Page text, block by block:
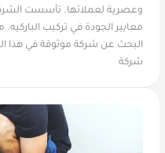
وعصرية لعملائها. تأسست
معايير الجودة في تركيب الباركيه.
البحث عن شركة موثوقة في هذا
شركة